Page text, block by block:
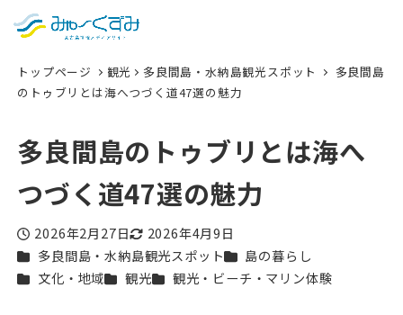
한국어
検索
トップページ 観光 多良間島・水納島観光スポット
多良間島
のトゥブリとは海へつづく道47選の魅力
多良間島のトゥブリとは海へ
つづく道47選の魅力
投稿日
2026年2月27日
更新日
2026年4月9日
カテゴリー
多良間島・水納島観光スポットカテゴリー
島の暮らし
カテゴリー
文化・地域カテゴリー
観光カテゴリー
観光・ビーチ・マリン体験